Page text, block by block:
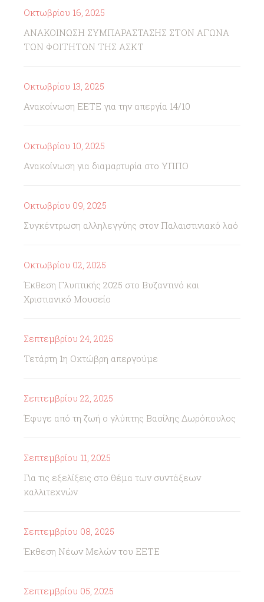
Οκτωβρίου 16, 2025
ΑΝΑΚΟΙΝΩΣΗ ΣΥΜΠΑΡΑΣΤΑΣΗΣ ΣΤΟΝ ΑΓΩΝΑ
ΤΩΝ ΦΟΙΤΗΤΩΝ ΤΗΣ ΑΣΚΤ
Οκτωβρίου 13, 2025
Ανακοίνωση ΕΕΤΕ για την απεργία 14/10
Οκτωβρίου 10, 2025
Ανακοίνωση για διαμαρτυρία στο ΥΠΠΟ
Οκτωβρίου 09, 2025
Συγκέντρωση αλληλεγγύης στον Παλαιστινιακό λαό
Οκτωβρίου 02, 2025
Έκθεση Γλυπτικής 2025 στο Βυζαντινό και
Χριστιανικό Μουσείο
Σεπτεμβρίου 24, 2025
Τετάρτη 1η Οκτώβρη απεργούμε
Σεπτεμβρίου 22, 2025
Έφυγε από τη ζωή ο γλύπτης Βασίλης Δωρόπουλος
Σεπτεμβρίου 11, 2025
Για τις εξελίξεις στο θέμα των συντάξεων
καλλιτεχνών
Σεπτεμβρίου 08, 2025
Έκθεση Νέων Μελών του ΕΕΤΕ
Σεπτεμβρίου 05, 2025